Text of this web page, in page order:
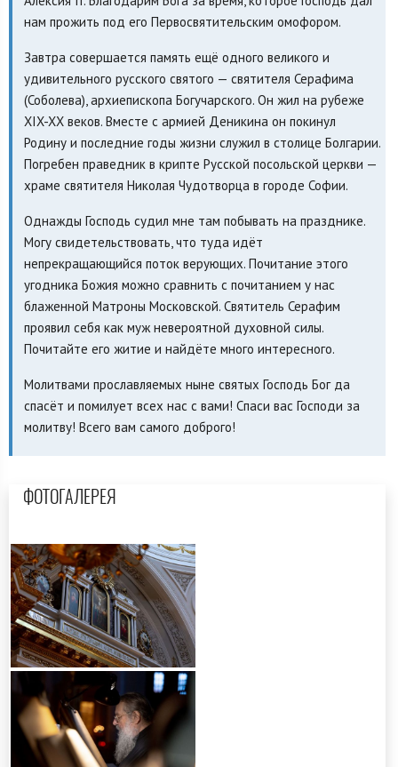
нам прожить под его Первосвятительским омофором.
Завтра совершается память ещё одного великого и
удивительного русского святого — святителя Серафима
(Соболева), архиепископа Богучарского. Он жил на рубеже
XIX-XX веков. Вместе с армией Деникина он покинул
Родину и последние годы жизни служил в столице Болгарии.
Погребен праведник в крипте Русской посольской церкви —
храме святителя Николая Чудотворца в городе Софии.
Однажды Господь судил мне там побывать на празднике.
Могу свидетельствовать, что туда идёт
непрекращающийся поток верующих. Почитание этого
угодника Божия можно сравнить с почитанием у нас
блаженной Матроны Московской. Святитель Серафим
проявил себя как муж невероятной духовной силы.
Почитайте его житие и найдёте много интересного.
Молитвами прославляемых ныне святых Господь Бог да
спасёт и помилует всех нас с вами! Спаси вас Господи за
молитву! Всего вам самого доброго!
ФОТОГАЛЕРЕЯ